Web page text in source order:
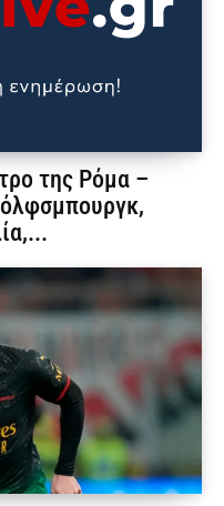
της Ρόμα –